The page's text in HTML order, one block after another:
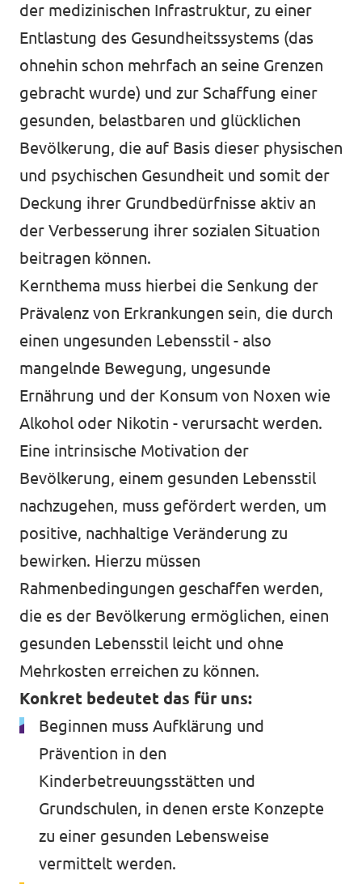
der medizinischen Infrastruktur, zu einer
Entlastung des Gesundheitssystems (das
ohnehin schon mehrfach an seine Grenzen
gebracht wurde) und zur Schaffung einer
gesunden, belastbaren und glücklichen
Bevölkerung, die auf Basis dieser physischen
und psychischen Gesundheit und somit der
Deckung ihrer Grundbedürfnisse aktiv an
der Verbesserung ihrer sozialen Situation
beitragen können.
Kernthema muss hierbei die Senkung der
Prävalenz von Erkrankungen sein, die durch
einen ungesunden Lebensstil - also
mangelnde Bewegung, ungesunde
Ernährung und der Konsum von Noxen wie
Alkohol oder Nikotin - verursacht werden.
Eine intrinsische Motivation der
Bevölkerung, einem gesunden Lebensstil
nachzugehen, muss gefördert werden, um
positive, nachhaltige Veränderung zu
bewirken. Hierzu müssen
Rahmenbedingungen geschaffen werden,
die es der Bevölkerung ermöglichen, einen
gesunden Lebensstil leicht und ohne
Mehrkosten erreichen zu können.
Konkret bedeutet das für uns:
Beginnen muss Aufklärung und
Prävention in den
Kinderbetreuungsstätten und
Grundschulen, in denen erste Konzepte
zu einer gesunden Lebensweise
vermittelt werden.